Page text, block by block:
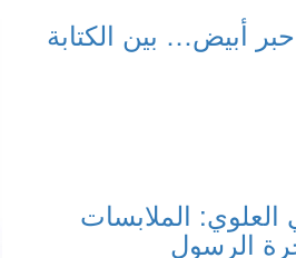
أبيض… بين الكتابة
الملابسات
الرسول